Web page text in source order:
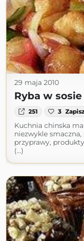
29 maja 2010
Ryba w
251 3 Zapisz
Kuchnia chinska
niezwykle
przyprawy,
(...)